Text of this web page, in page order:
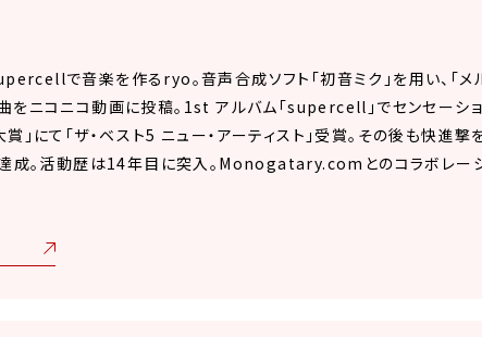
で音楽を作るryo。音声合成ソフト「初音ミク」を用い、「メ
曲をニコニコ動画に投稿。1st アルバム「supercell」でセンセーシ
にて「ザ・ベスト5 ニュー・アーティスト」受賞。その後も快進撃
成。活動歴は14年目に突入。Monogatary.comとのコラボレーシ